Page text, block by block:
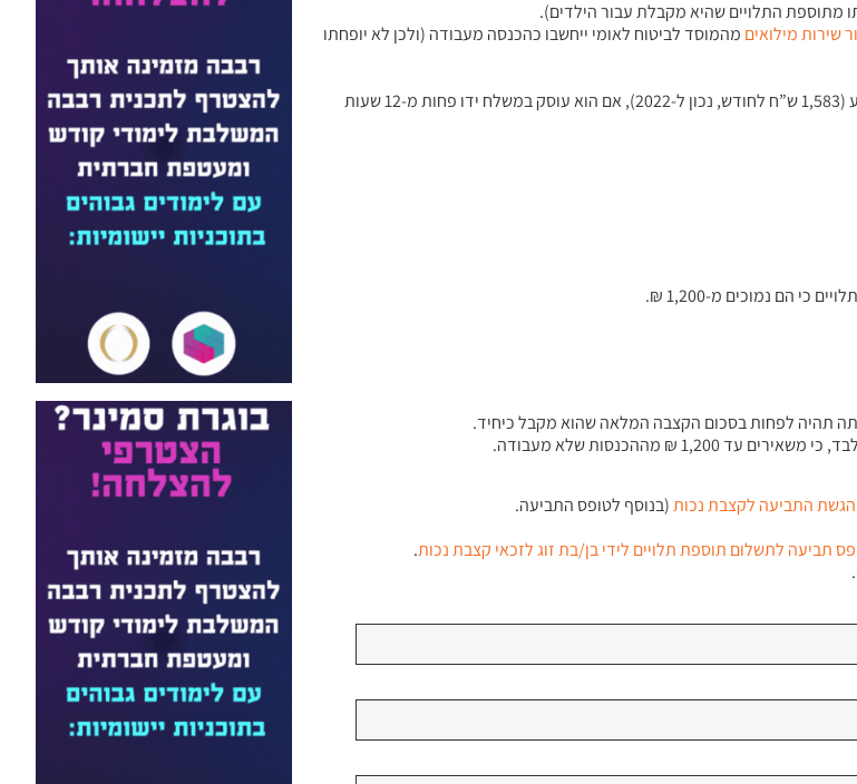
מתוספת התלויים שהיא מקבלת עבור הילדים).
שירותמילואים מהמוסד לביטוח לאומי ייחשבו כהכנסה מעבודה (ולכן לא יופחתו
הכנסה שלא מעבודה נחשבת גם הכנסתו של עצמאי שאינה עולה על 15% מהשכר הממוצע (1,583 ש”ח לחודש, נכון ל-2022), אם הוא עוסק במשלח ידו פחות מ-12 שעות
הגשתהתביעה לקצבתנכות(בנוסף לטופס התביעה.
תביעה לתשלום תוספתתלויים לידיבן/בתזוגלזכאי קצבתנכות.